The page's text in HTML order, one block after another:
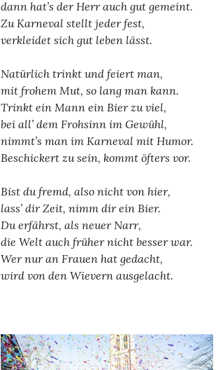
dann hat’s der Herr auch gut gemeint.
Zu Karneval stellt jeder fest,
verkleidet sich gut leben lässt.
Natürlich trinkt und feiert man,
mit frohem Mut, so lang man kann.
Trinkt ein Mann ein Bier zu viel,
bei all’ dem Frohsinn im Gewühl,
nimmt’s man im Karneval mit Humor.
Beschickert zu sein, kommt öfters vor.
Bist du fremd, also nicht von hier,
lass’ dir Zeit, nimm dir ein Bier.
Du erfährst, als neuer Narr,
die Welt auch früher nicht besser war.
Wer nur an Frauen hat gedacht,
wird von den Wievern ausgelacht.